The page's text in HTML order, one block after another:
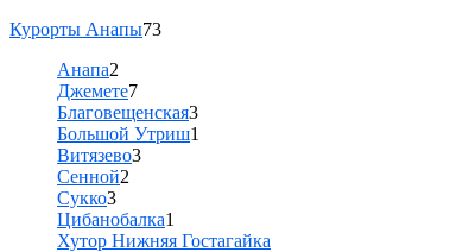
Курорты Анапы73
Анапа2
Джемете7
Благовещенская3
Большой Утриш1
Витязево3
Сенной2
Сукко3
Цибанобалка1
Хутор Нижняя Гостагайка